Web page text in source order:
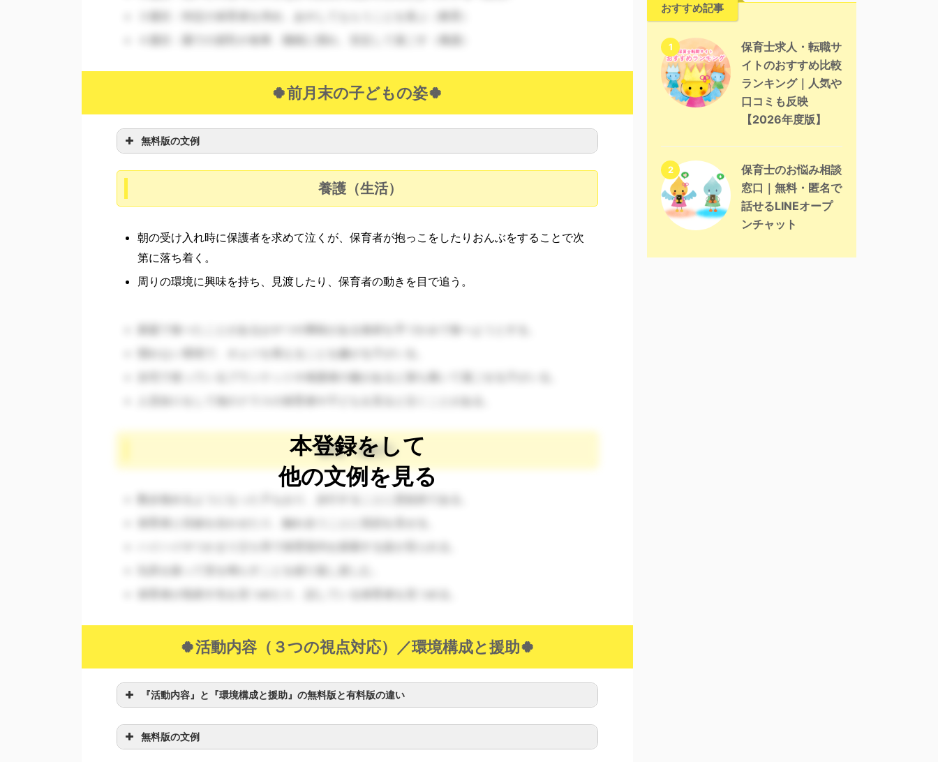
４週目：園での授乳や食事、睡眠に慣れ、安定して過ごす（養護）
🍀前月末の子どもの姿🍀
無料版の文例
普段の家とは違う、食べ慣れないものです。初めての環境に慣れるまで、不安から食べない子どももい
ちを汲み取るには、子どものクセを知ることが大切です。目の動かし方、仕草など観察しておきましょ
（🔺触覚は頭から順に指先に向かって発達しま
窒息しない物を置いておきましょう。)
どもによって立つ、歩く、ハイハイする力が本当に変わってきます。子どもの今やろうとしている方向
養護（生活）
朝の受け入れ時に保護者を求めて泣くが、保育者が抱っこをしたりおんぶをすることで次
第に落ち着く。
周りの環境に興味を持ち、見渡したり、保育者の動きを目で追う。
家庭で食べたことがあるおやつや興味がある食材を手づかみで食べようとする。
慣れない環境で、オムツを替えることを嫌がる子がいる。
自宅で使っているブランケットや保護者の服があると落ち着いて過ごせる子がいる。
人見知りをして他のクラスの保育者や子どもを見ると泣くことがある。
教育（遊び）
数歩進めるようになった子もおり、歩行することに意欲的である。
保育者と目線を合わせたり、触れ合うことに笑顔を見せる。
本登録をして
他の文例を見る
🍀活動内容（３つの視点対応）／環境構成と援助🍀
『活動内容』と『環境構成と援助』の無料版と有料版の違い
無料版の文例
おすすめ記事
1
保育士求人・転職サ
イトのおすすめ比較
ランキング｜人気や
口コミも反映
【2026年度版】
2
保育士のお悩み相談
窓口｜無料・匿名で
話せるLINEオープ
ンチャット